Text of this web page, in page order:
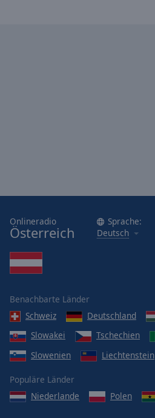
Onlineradio
Österreich
Sprache:
Deutsch
Benachbarte Länder
Schweiz
Deutschland
Slowakei
Tschechien
Slowenien
Liechtenstein
Populäre Länder
Niederlande
Polen